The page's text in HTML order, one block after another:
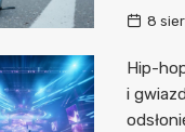
8
Hip-
i